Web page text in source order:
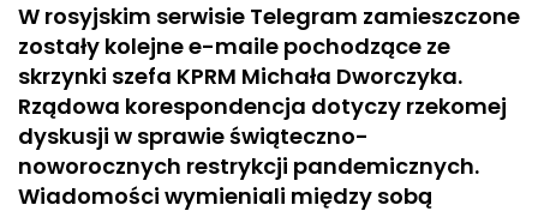
W rosyjskim serwisie Telegram zamieszczone
zostały kolejne e-maile pochodzące ze
skrzynki szefa KPRM Michała Dworczyka.
Rządowa korespondencja dotyczy rzekomej
dyskusji w sprawie świąteczno-
noworocznych restrykcji pandemicznych.
Wiadomości wymieniali między sobą